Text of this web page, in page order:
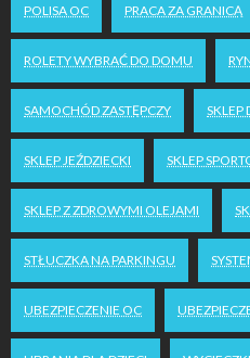
POLISA OC PRACA ZA GRANICĄ
ROLETY WYBRAĆ DO DOMU
SAMOCHÓD ZASTĘPCZY SKLEP
SKLEP JEŹDZIECKI SKLEP
SKLEP Z ZDROWYMI OLEJAMI
STŁUCZKA NA PARKINGU
UBEZPIECZENIE OC